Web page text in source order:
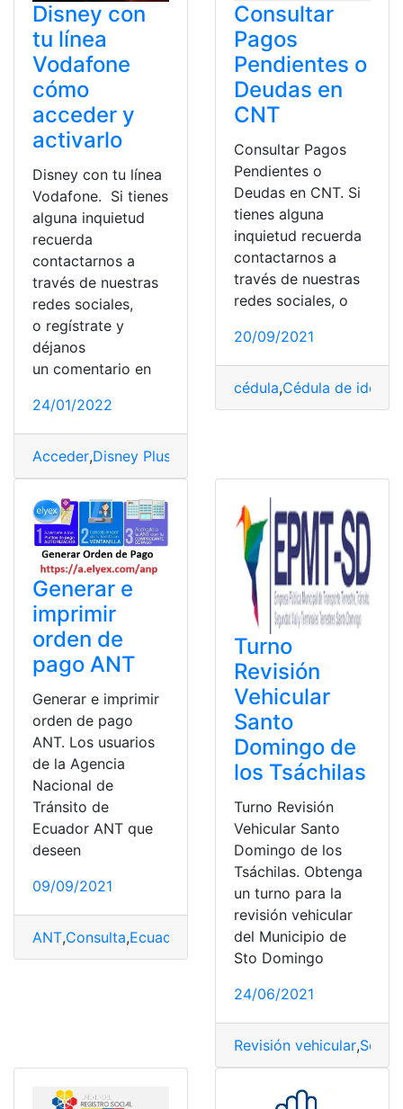
Disney con
tu línea
Vodafone
cómo
acceder y
activarlo
Disney con tu línea
Vodafone. Si tienes
alguna inquietud
recuerda
contactarnos a
través de nuestras
redes sociales,
o regístrate y
déjanos
un comentario en
24/01/2022
Acceder,Disney Plus
Consultar
Pagos
Pendientes o
Deudas en
CNT
Consultar Pagos
Pendientes o
Deudas en CNT. Si
tienes alguna
inquietud recuerda
contactarnos a
través de nuestras
redes sociales, o
20/09/2021
cédula,Cédula de
Generar e
imprimir
orden de
pago ANT
Generar e imprimir
orden de pago
ANT. Los usuarios
de la Agencia
Nacional de
Tránsito de
Ecuador ANT que
deseen
09/09/2021
ANT,Consulta,Ecuador Generar,Orden de pago
Turno
Revisión
Vehicular
Santo
Domingo de
los Tsáchilas
Turno Revisión
Vehicular Santo
Domingo de los
Tsáchilas. Obtenga
un turno para la
revisión vehicular
del Municipio de
Sto Domingo
24/06/2021
Revisión vehicular,